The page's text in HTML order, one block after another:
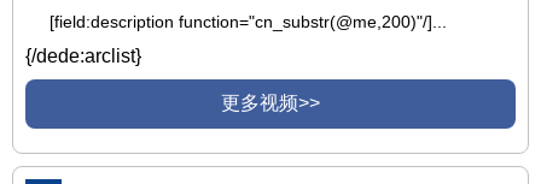
[field:description function="cn_substr(@me,200)"/]...
{/dede:arclist}
更多视频>>